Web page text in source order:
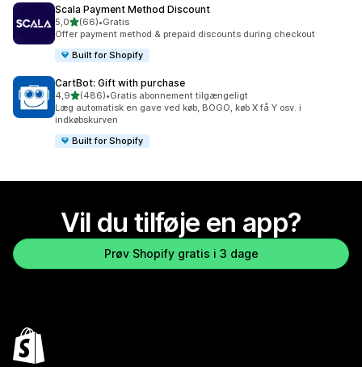
Scala Payment Method Discount
5,0ud af 5 stjerner
(66)
66 anmeldelser i alt
•Gratis
Offer payment method & prepaid discounts during checkout
Built for Shopify
CartBot: Gift with purchase
4,9ud af 5 stjerner
(486)
486 anmeldelser i alt
•Gratis abonnement tilgængeligt
Læg automatisk en gave ved køb, BOGO, køb X få Y osv. i
indkøbskurven
Built for Shopify
Vil du tilføje en app?
Prøv Shopify gratis i 3 dage